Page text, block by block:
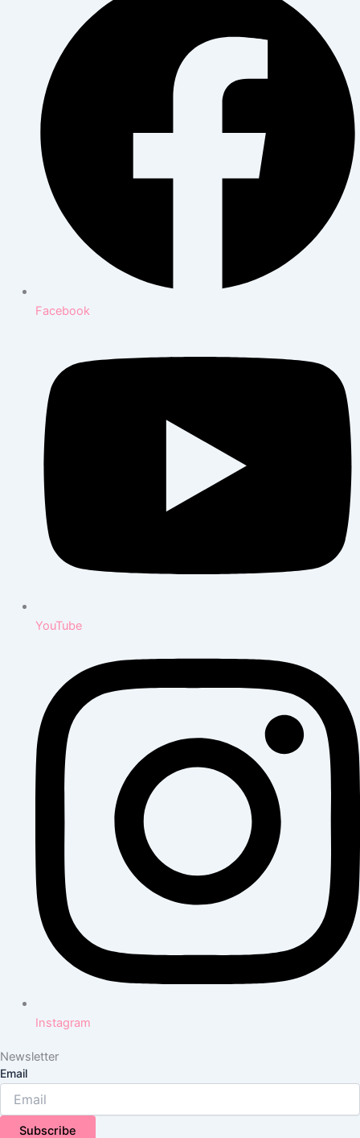
Facebook
YouTube
Instagram
Newsletter
Email
Subscribe